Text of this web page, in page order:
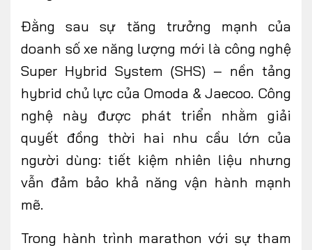
Đằng sau sự tăng trưởng mạnh của
doanh số xe năng lượng mới là công nghệ
Super Hybrid System (SHS) – nền tảng
hybrid chủ lực của Omoda & Jaecoo. Công
nghệ này được phát triển nhằm giải
quyết đồng thời hai nhu cầu lớn của
người dùng: tiết kiệm nhiên liệu nhưng
vẫn đảm bảo khả năng vận hành mạnh
mẽ.
Trong hành trình marathon với sự tham